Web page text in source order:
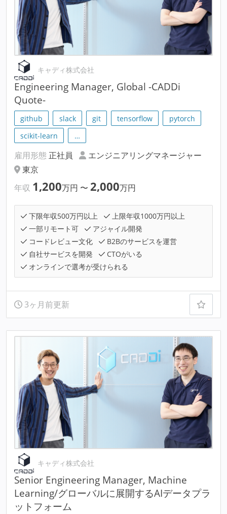
キャディ株式会社
Engineering Manager, Global -CADDi
Quote-
github slack git tensorflow
pytorch
scikit-learn
…
雇用形態 正社員
エンジニアリングマネージャー
東京
年収 1,200万円 〜 2,000万円
下限年収500万円以上
上限年収1000万円以上
一部リモート可
アジャイル開発
コードレビュー文化
B2Bのサービスを運営
自社サービスを開発
CTOがいる
オンラインで選考が受けられる
3ヶ月前更新
キャディ株式会社
Senior Engineering Manager, Machine
Learning/グローバルに展開するAIデータプラ
ットフォーム